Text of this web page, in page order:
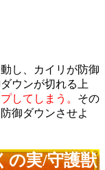
し、カイリが防御
ウンが切れる上
してしまう。 その
御ダウンさせよ
の実/守護獣